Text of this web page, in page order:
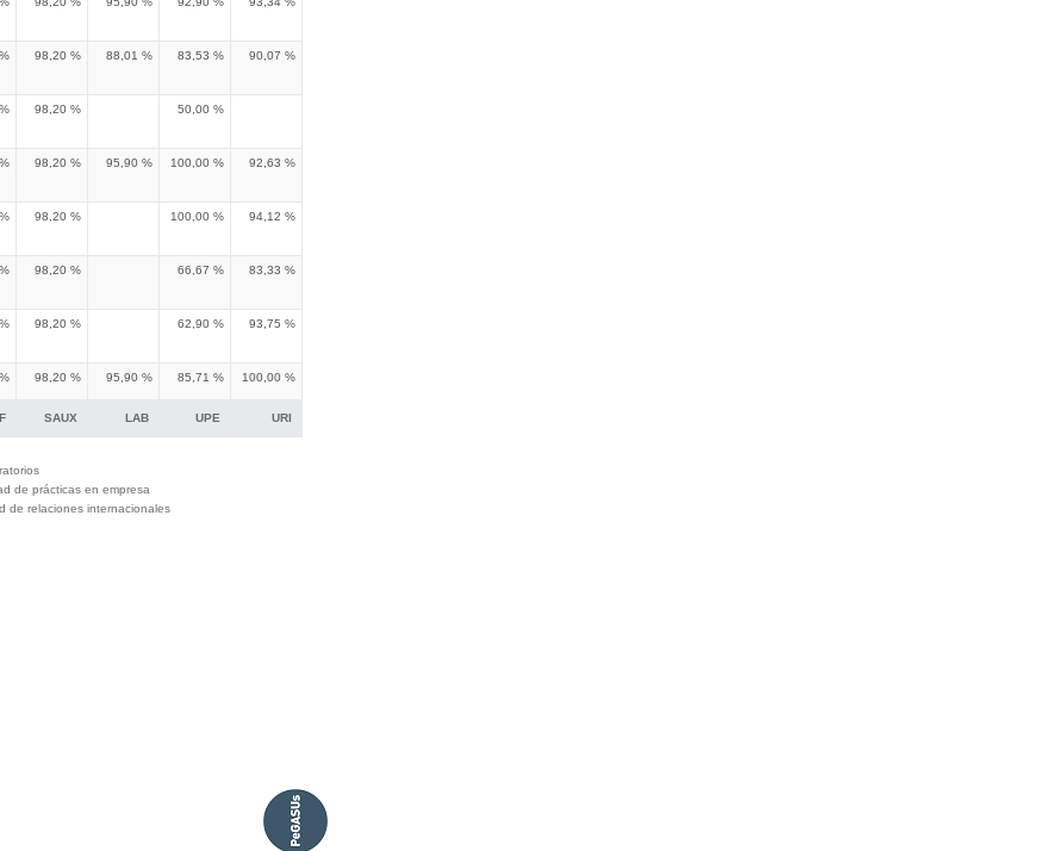
SAUX LAB UPE URI
98,20 % 88,01 % 83,53 % 90,07 %
98,20 % 50,00 %
98,20 % 95,90 % 100,00 % 92,63 %
98,20 % 100,00 % 94,12 %
98,20 % 66,67 % 83,33 %
98,20 % 62,90 % 93,75 %
98,20 % 95,90 % 85,71 % 100,00 %
de prácticas en empresa
de relaciones internacionales